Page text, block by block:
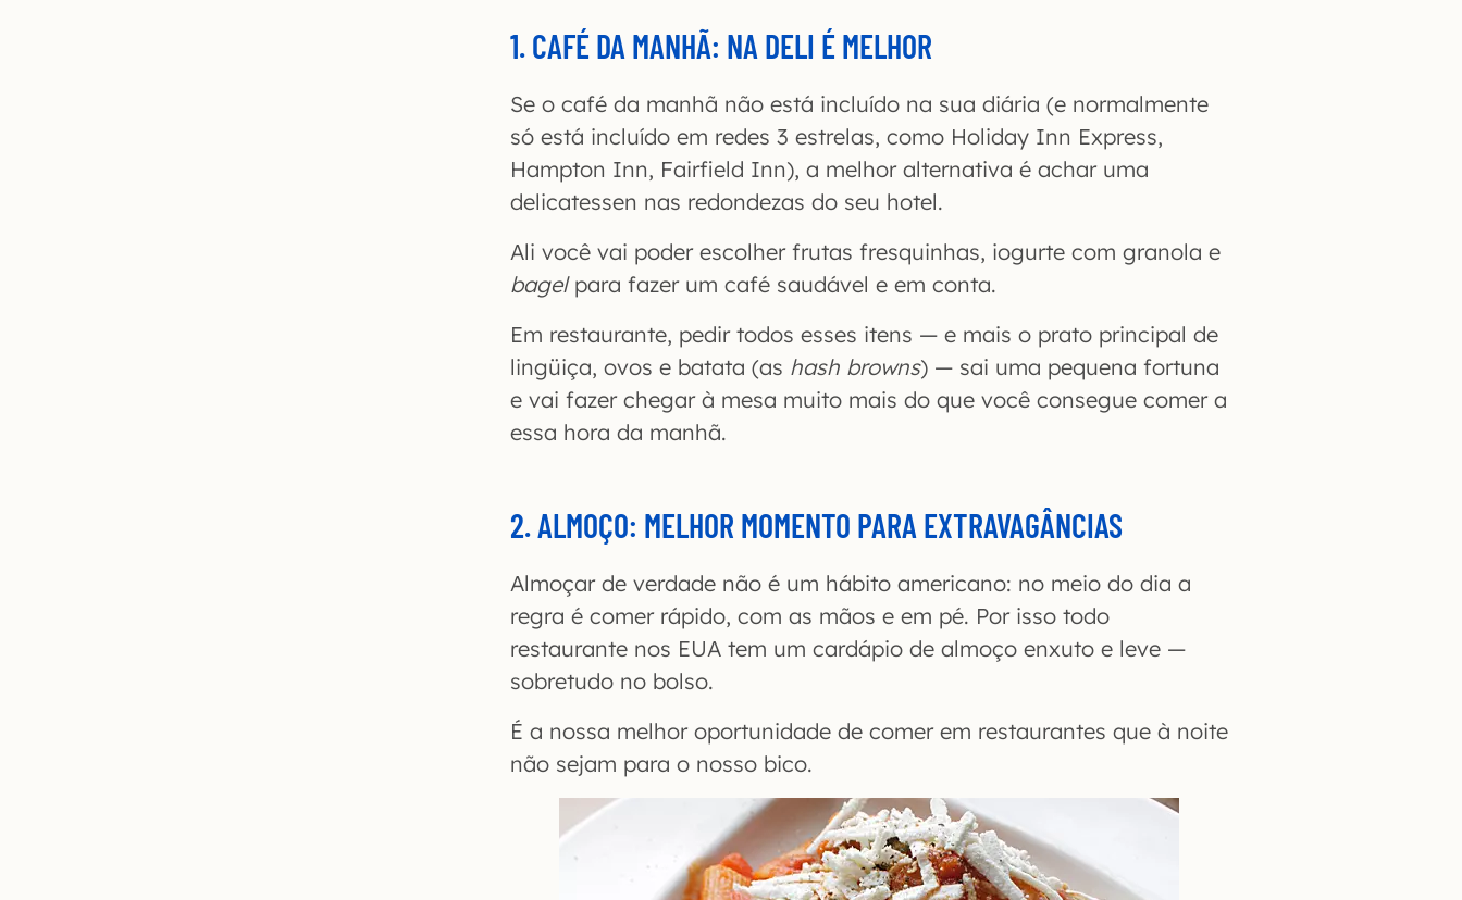
1. CAFÉ DA MANHÃ: NA DELI É MELHOR
Se o café da manhã não está incluído na sua diária (e normalmente
só está incluído em redes 3 estrelas, como Holiday Inn Express,
Hampton Inn, Fairfield Inn), a melhor alternativa é achar uma
delicatessen nas redondezas do seu hotel.
Ali você vai poder escolher frutas fresquinhas, iogurte com granola e
bagelpara fazer um café saudável e em conta.
Em restaurante, pedir todos esses itens — e mais o prato principal de
lingüiça, ovos e batata (as hash browns) — sai uma pequena fortuna
e vai fazer chegar à mesa muito mais do que você consegue comer a
essa hora da manhã.
2. ALMOÇO: MELHOR MOMENTO PARA EXTRAVAGÂNCIAS
Almoçar de verdade não é um hábito americano: no meio do dia a
regra é comer rápido, com as mãos e em pé. Por isso todo
restaurante nos EUA tem um cardápio de almoço enxuto e leve —
sobretudo no bolso.
É a nossa melhor oportunidade de comer em restaurantes que à noite
não sejam para o nosso bico.